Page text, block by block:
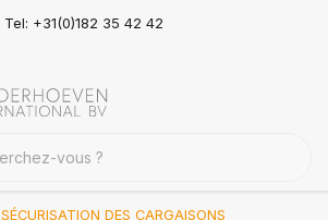
Tel: +31(0)182 35 42 42
SÉCURISATION DES CARGAISONS